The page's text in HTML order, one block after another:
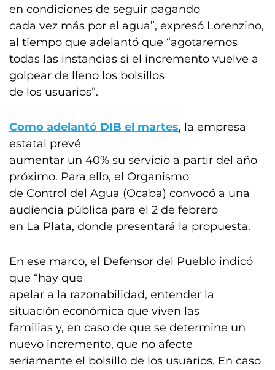
en condiciones de seguir pagando
cada vez más por el agua”, expresó Lorenzino,
al tiempo que adelantó que “agotaremos
todas las instancias si el incremento vuelve a
golpear de lleno los bolsillos
de los usuarios”.
Como adelantó DIB el martes, la empresa
estatal prevé
aumentar un 40% su servicio a partir del año
próximo. Para ello, el Organismo
de Control del Agua (Ocaba) convocó a una
audiencia pública para el 2 de febrero
en La Plata, donde presentará la propuesta.
En ese marco, el Defensor del Pueblo indicó
que “hay que
apelar a la razonabilidad, entender la
situación económica que viven las
familias y, en caso de que se determine un
nuevo incremento, que no afecte
seriamente el bolsillo de los usuarios. En caso